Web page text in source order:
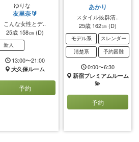
ゆりな
友里奈🔰
こんな女性とデ..
25歳 158㎝ (D)
新人
13:00〜21:00
大久保ルーム
予約
あかり
スタイル抜群清..
25歳 162㎝ (D)
モデル系 スレンダー
清楚系 予約困難
0:00〜6:30
新宿プレミアムルーム
💫
予約